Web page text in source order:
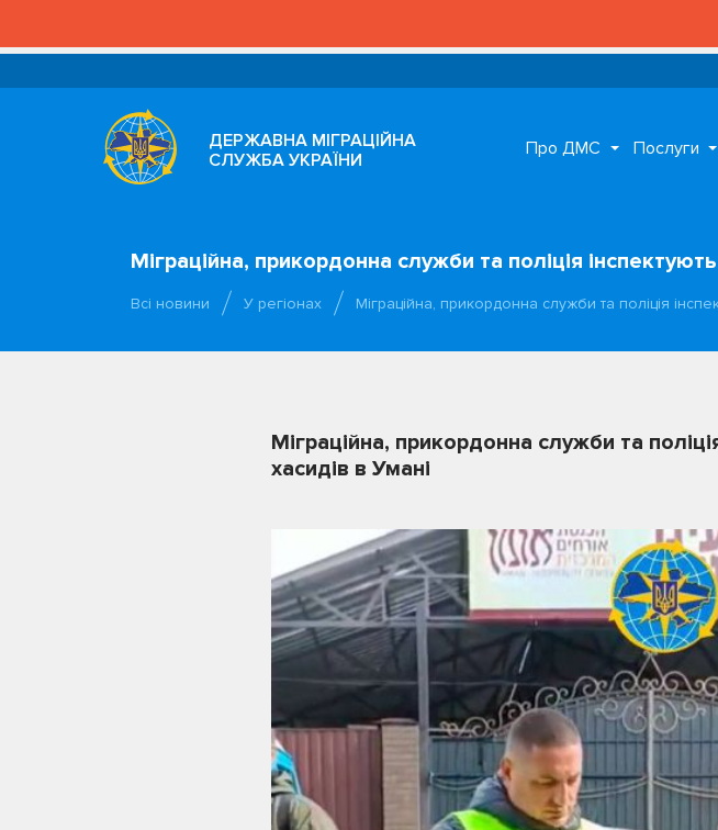
ДЕРЖАВНА МІГРАЦІЙНА
СЛУЖБА УКРАЇНИ
Про ДМС Послуги
Міграційна, прикордонна служби та поліція
Всі новини У регіонах Міграційна, прикордонна служби та поліція
Міграційна, прикордонна служби та
хасидів в Умані